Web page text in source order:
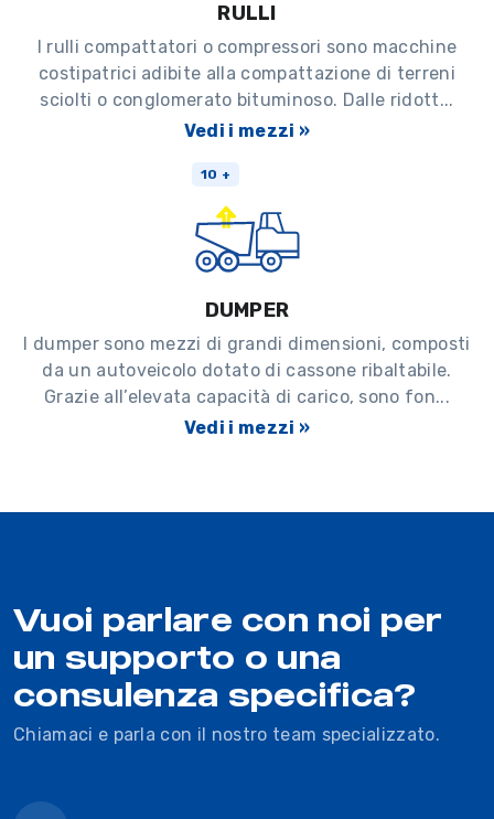
RULLI
I rulli compattatori o compressori sono macchine
costipatrici adibite alla compattazione di terreni
sciolti o conglomerato bituminoso. Dalle ridott...
Vedi i mezzi »
10 +
DUMPER
I dumper sono mezzi di grandi dimensioni, composti
da un autoveicolo dotato di cassone ribaltabile.
Grazie all’elevata capacità di carico, sono fon...
Vedi i mezzi »
Vuoi parlare con noi per
un supporto o una
consulenza specifica?
Chiamaci e parla con il nostro team specializzato.